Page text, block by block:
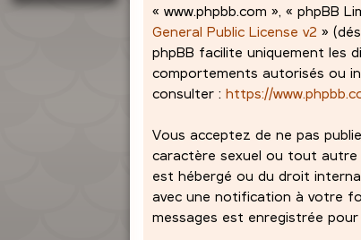
« www.phpbb.com », « phpBB
General Public License v2 »
phpBB facilite uniquement les
comportements autorisés ou
consulter :https://
Vous acceptez de ne pas
caractère sexuel ou tout autre
est hébergé ou du droit
avec une notification à votre
messages est enregistrée